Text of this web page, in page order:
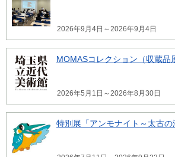
2026年9月4日～2026年9月4日
MOMASコレクション（収蔵品
2026年5月1日～2026年8月30日
特別展「アンモナイト～太古の